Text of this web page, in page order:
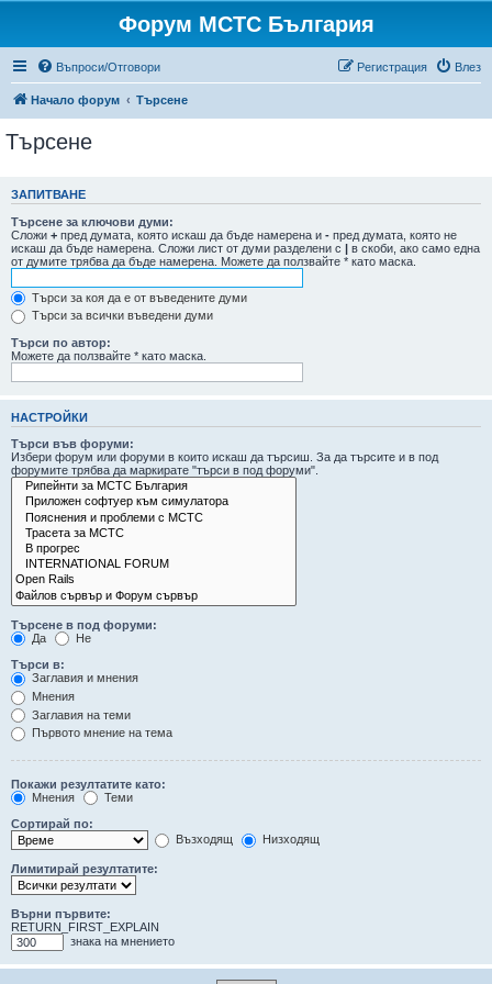
Форум МСТС България
Въпроси/Отговори Влез
Регистрация
Начало форум Търсене
Търсене
ЗАПИТВАНЕ
Търсене за ключови думи:
Сложи + пред думата, която искаш да бъде намерена и - пред думата, която не
искаш да бъде намерена. Сложи лист от думи разделени с | в скоби, ако само една
от думите трябва да бъде намерена. Можете да ползвайте * като маска.
Търси за коя да е от въведените думи
Търси за всички въведени думи
Търси по автор:
Можете да ползвайте * като маска.
НАСТРОЙКИ
Търси във форуми:
Избери форум или форуми в които искаш да търсиш. За да търсите и в под
форумите трябва да маркирате "търси в под форуми".
Търсене в под форуми:
Да
Не
Търси в:
Заглавия и мнения
Мнения
Заглавия на теми
Първото мнение на тема
Покажи резултатите като:
Мнения
Теми
Сортирай по:
Възходящ
Низходящ
Лимитирай резултатите:
Върни първите:
RETURN_FIRST_EXPLAIN
знака на мнението